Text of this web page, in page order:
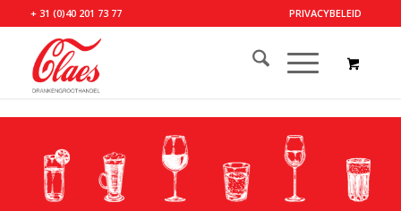
PRIVACYBELEID
+ 31 (0)40 201 73 77